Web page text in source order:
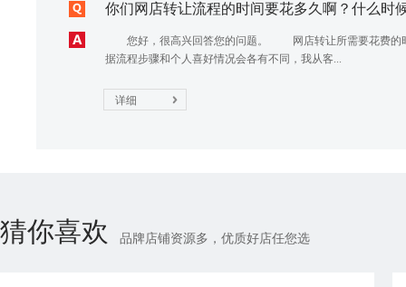
你们网店转让流程的时间要花多久啊？什么时
您好，很高兴回答您的问题。 网店转让所需要花费的时
据流程步骤和个人喜好情况会各有不同，我从客...
详细
猜你喜欢 品牌店铺资源多，优质好店任您选